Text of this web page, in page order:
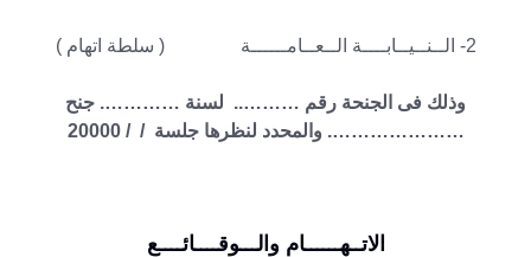
2- الــنــيــابــــة الــعــامــــــة ( سلطة اتهام )
وذلك فى الجنحة رقم ……….. لسنة …………. جنح
…………………. والمحدد لنظرها جلسة / / 20000
الاتــهــــــام والـــوقــــائــــع